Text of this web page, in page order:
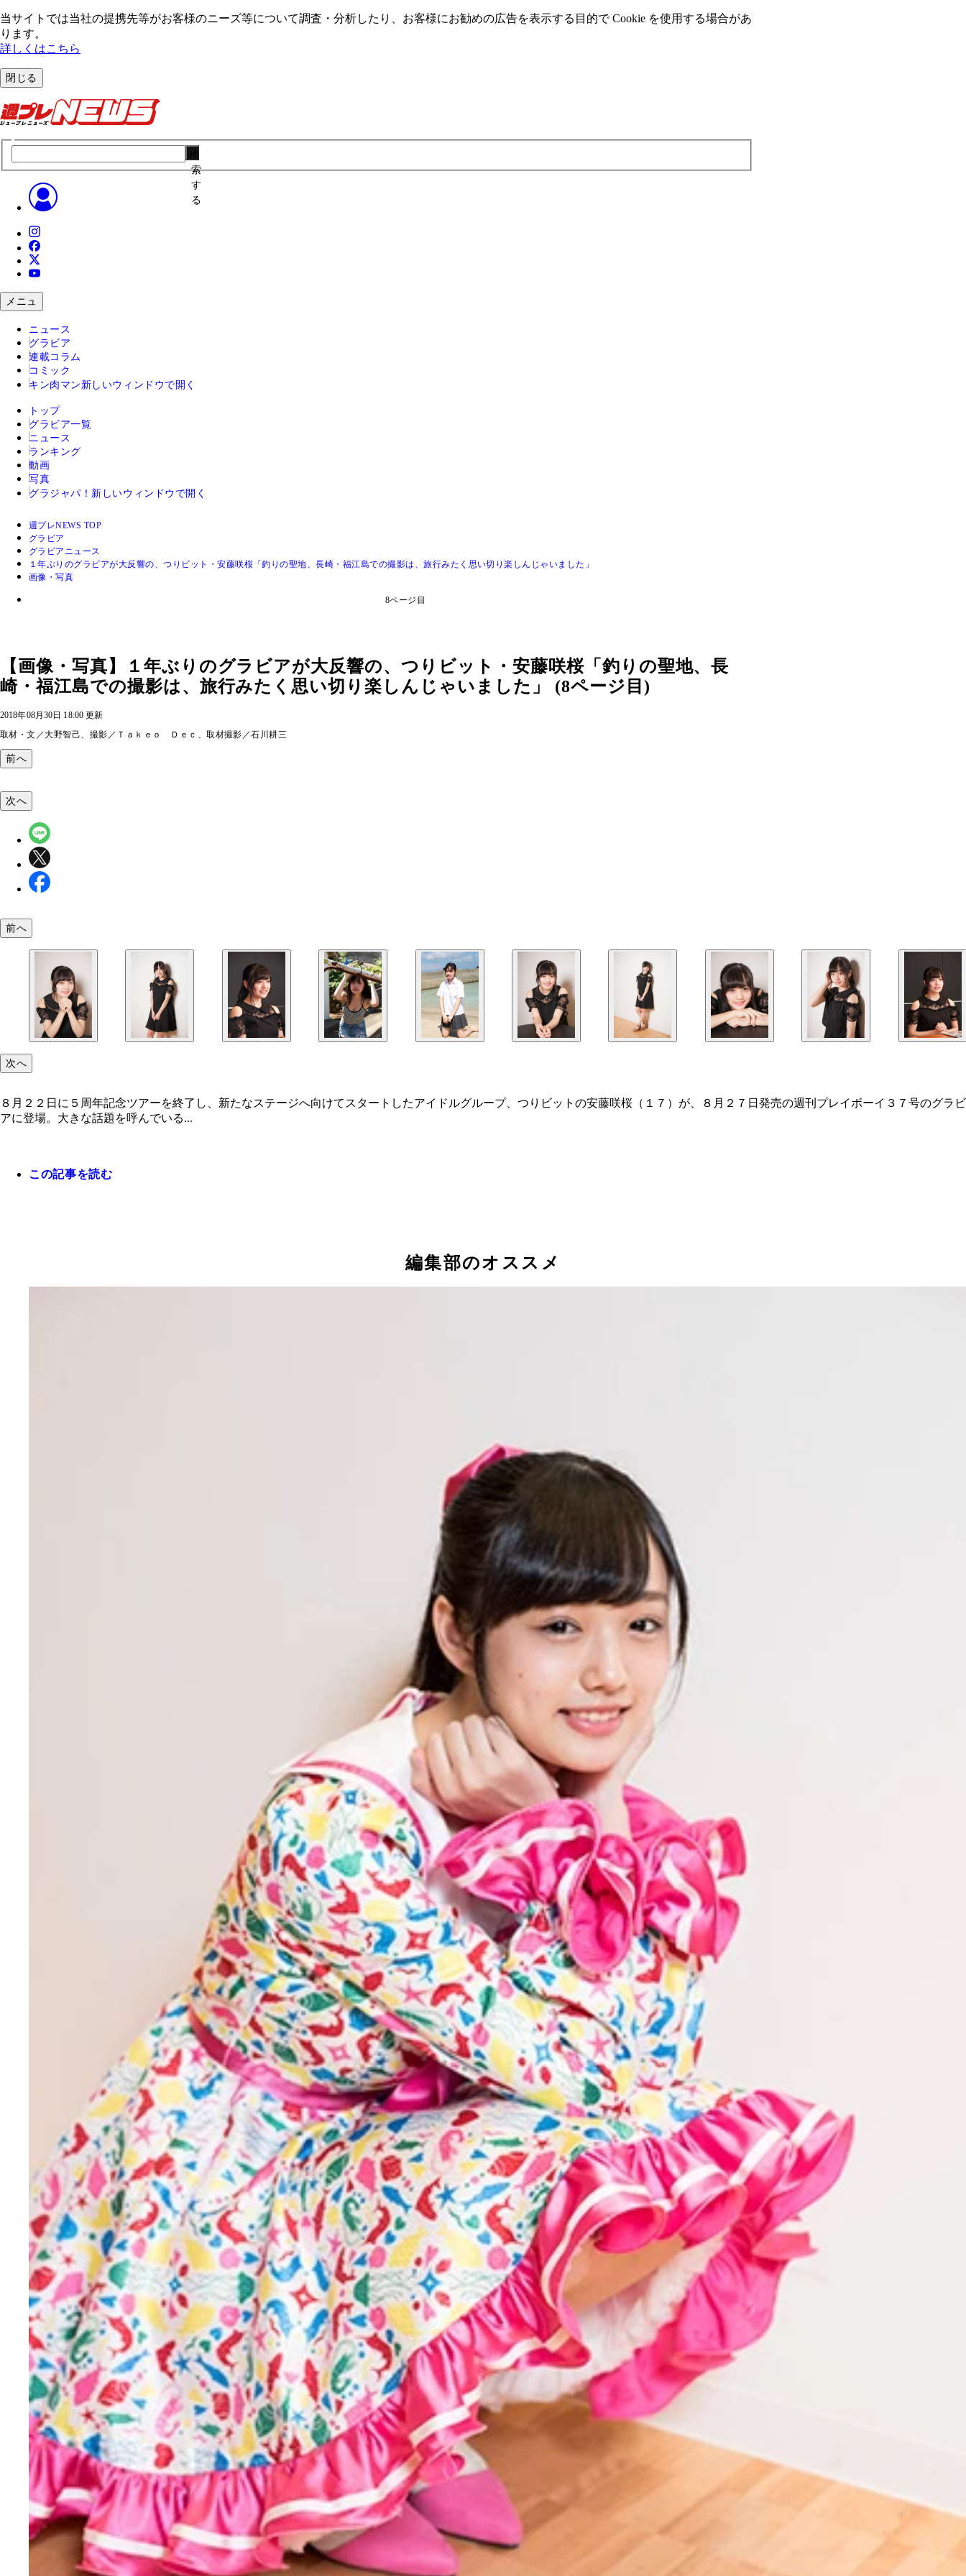
当サイトでは当社の提携先等がお客様のニーズ等について調査・分析したり、お客様にお勧めの広告を表⽰する⽬的で Cookie を使⽤する場合があ
ります。
詳しくはこちら
閉じる
索
す
る
メニュ
ニュース
グラビア
連載コラム
コミック
キン肉マン 新しいウィンドウで開く
トップ
グラビア一覧
ニュース
ランキング
動画
写真
グラジャパ！ 新しいウィンドウで開く
週プレNEWS TOP
グラビア
グラビアニュース
１年ぶりのグラビアが大反響の、つりビット・安藤咲桜「釣りの聖地、長崎・福江島での撮影は、旅行みたく思い切り楽しんじゃいました」
画像・写真
8ページ目
【画像・写真】１年ぶりのグラビアが大反響の、つりビット・安藤咲桜「釣りの聖地、長
崎・福江島での撮影は、旅行みたく思い切り楽しんじゃいました」 (8ページ目)
2018年08月30日 18:00 更新
取材・文／大野智己、撮影／Ｔａｋｅｏ Ｄｅｃ、取材撮影／石川耕三
前へ
次へ
前へ
次へ
８月２２日に５周年記念ツアーを終了し、新たなステージへ向けてスタートしたアイドルグループ、つりビットの安藤咲桜（１７）が、８月２７日発売の週刊プレイボーイ３７号のグラビ
アに登場。大きな話題を呼んでいる...
この記事を読む
編集部のオススメ